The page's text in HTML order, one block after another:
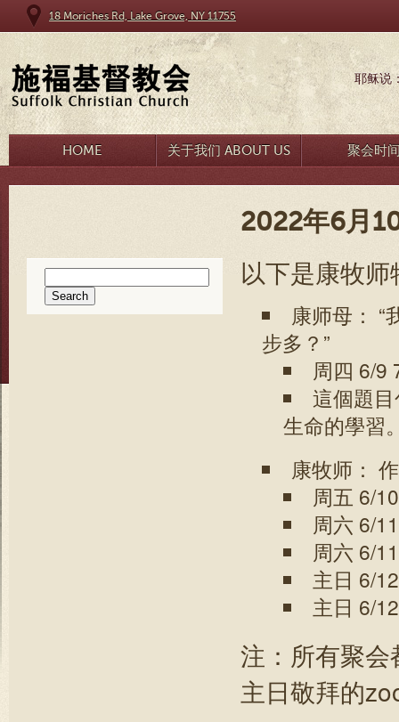
18 Moriches Rd, Lake Grove, NY 11755
耶稣说
HOME 关于我们 ABOUT US 聚会时
2022年6月
for:
以下是康牧
康师母： “
步多？”
周四 6/9
這個題
生命的學習
康牧师：
周五 6/
周六 6/
周六 6/
主日 6/
主日 6/
注：所有聚
主日敬拜的